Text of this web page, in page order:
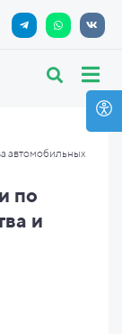
автомобильных
по
и